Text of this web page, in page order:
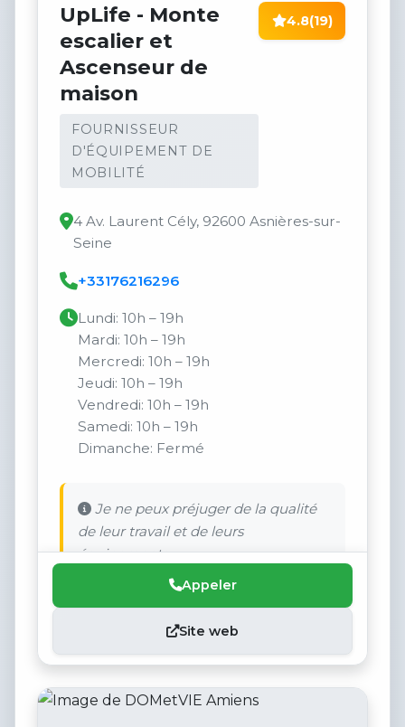
UpLife - Monte
escalier et
Ascenseur de
maison
FOURNISSEUR
D'ÉQUIPEMENT DE
MOBILITÉ
4.8(19)
4 Av. Laurent Cély, 92600 Asnières-sur-
Seine
+33176216296
Lundi: 10h – 19h
Mardi: 10h – 19h
Mercredi: 10h – 19h
Jeudi: 10h – 19h
Vendredi: 10h – 19h
Samedi: 10h – 19h
Dimanche: Fermé
Je ne peux préjuger de la qualité
de leur travail et de leurs
équipements.
Appeler
Site web